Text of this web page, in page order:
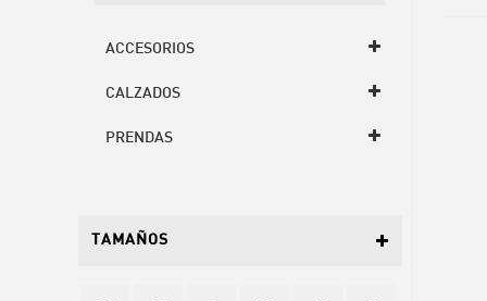
ACCESORIOS
CALZADOS
PRENDAS
TAMAÑOS